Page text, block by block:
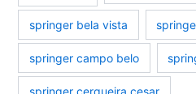
springer bela vista
springer campo belo
springer cerqueira cesar